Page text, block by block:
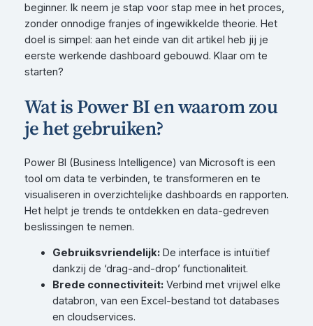
beginner. Ik neem je stap voor stap mee in het proces,
zonder onnodige franjes of ingewikkelde theorie. Het
doel is simpel: aan het einde van dit artikel heb jij je
eerste werkende dashboard gebouwd. Klaar om te
starten?
Wat is Power BI en waarom zou
je het gebruiken?
Power BI (Business Intelligence) van Microsoft is een
tool om data te verbinden, te transformeren en te
visualiseren in overzichtelijke dashboards en rapporten.
Het helpt je trends te ontdekken en data-gedreven
beslissingen te nemen.
Gebruiksvriendelijk:De interface is intuïtief
dankzij de ‘drag-and-drop’ functionaliteit.
Brede connectiviteit:Verbind met vrijwel elke
databron, van een Excel-bestand tot databases
en cloudservices.